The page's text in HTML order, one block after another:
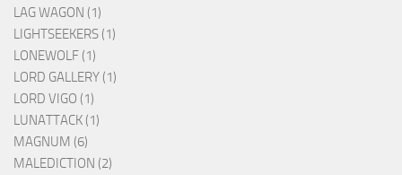
LAG WAGON (1)
LIGHTSEEKERS (1)
LONEWOLF (1)
LORD GALLERY (1)
LORD VIGO (1)
LUNATTACK (1)
MAGNUM (6)
MALEDICTION (2)